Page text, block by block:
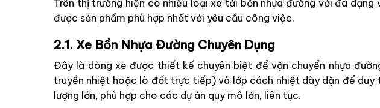
Trên thị trường hiện có nhiều loại xe tải bồn nhựa đường với đa
được sản phẩm phù hợp nhất với yêu cầu công việc.
2.1. Xe Bồn Nhựa Đường Chuyên Dụng
Đây là dòng xe được thiết kế chuyên biệt để vận chuyển nhựa
truyền nhiệt hoặc lò đốt trực tiếp) và lớp cách nhiệt dày dặn để duy
lượng lớn, phù hợp cho các dự án quy mô lớn, liên tục.